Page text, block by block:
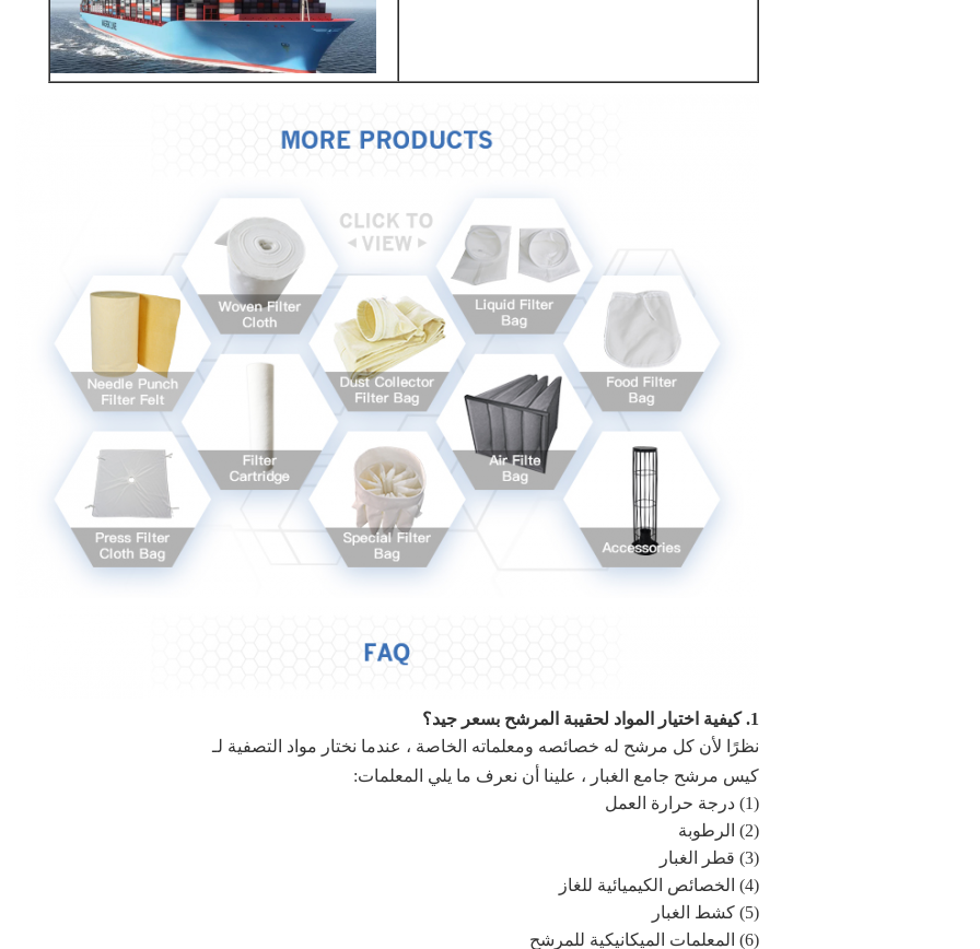
1. كيفية اختيار المواد لحقيبة المرشح بسعر جيد؟
نظرًا لأن كل مرشح له خصائصه ومعلماته الخاصة ، عندما نختار مواد التصفية لـ
كيس مرشح جامع الغبار ، علينا أن نعرف ما يلي المعلمات:
(1) درجة حرارة العمل
(2) الرطوبة
(3) قطر الغبار
(4) الخصائص الكيميائية للغاز
(5) كشط الغبار
(6) المعلمات الميكانيكية للمرشح